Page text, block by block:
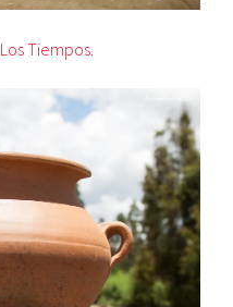
Los Tiempos.